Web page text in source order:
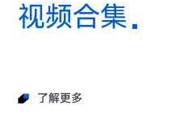
视频合集
了解更多